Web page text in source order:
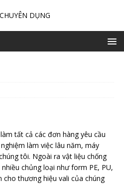
tất cả các đơn hàng yêu cầu
làm việc lâu năm, máy
tôi. Ngoài ra vật liệu chống
chủng loại như form PE, PU,
cho thương hiệu vali của chúng